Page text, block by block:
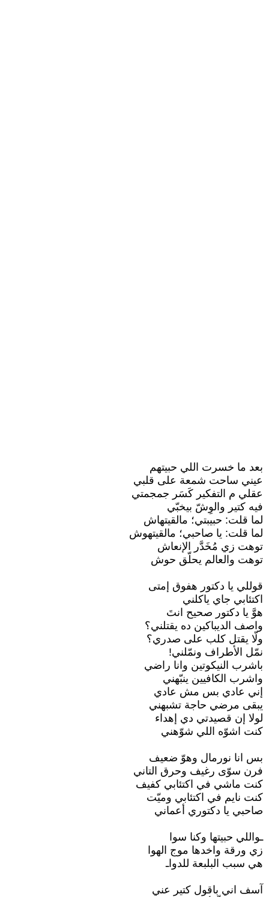
‏بعد ما خسرت اللي حبيتهم
‏عيني ساحت شمعة على قلبي
‏عقلي م التفكير كَسَر جمجمتي
‏فيه كتير والوِشّ بيخبّي
‏لما قلت: حبيبتي؛ مالقيتهاش
‏لما قلت: يا صاحبي؛ مالقيتهوش
‏توهت زي مُخَدَّر الإنعاش
‏توهت والعالم يحلّق حوش
‏قوللي يا دكتور هفوق إمتى
‏اكتئابي جاي ياكلني
‏هوَّ يا دكتور صحيح انتَ
‏واصف الديباكين ده يقتلني؟
‏ولّا يقتل كلب على صدري؟
‏نمّل الأطراف ونمّلني!
‏باشرب النيكوتين وانا راضي
‏واشرب الكافيين ينبّهني
‏إني عادي بس مش عادي
‏يبقى مرضي حاجة تشبهني
‏لولا إن قصيدتي دي إهداء
‏كنت اشوّه اللي شوّهني
‏بس انا نورمال وهوّ ضعيف
‏فرن سوّى رغيف وحرق التاني
‏كنت ماشي في اكتئابي كفيف
‏كنت نايم في اكتئابي وميّت
‏صاحبي يا دكتوري أعماني
‏ـواللي حبيتها وكنا سوا
‏زي ورقة واخدها موج الهوا
‏هي سبب البلبعة للدواـ
‏آسف اني باقول كتير عني